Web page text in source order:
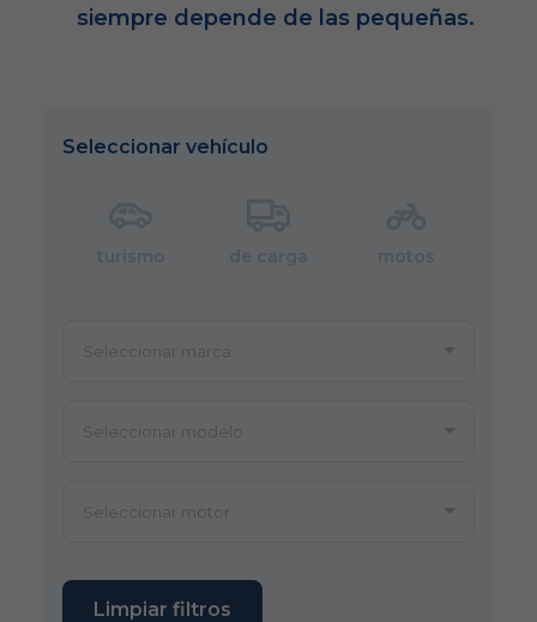
siempre depende de las pequeñas.
Seleccionar vehículo
Limpiar filtros